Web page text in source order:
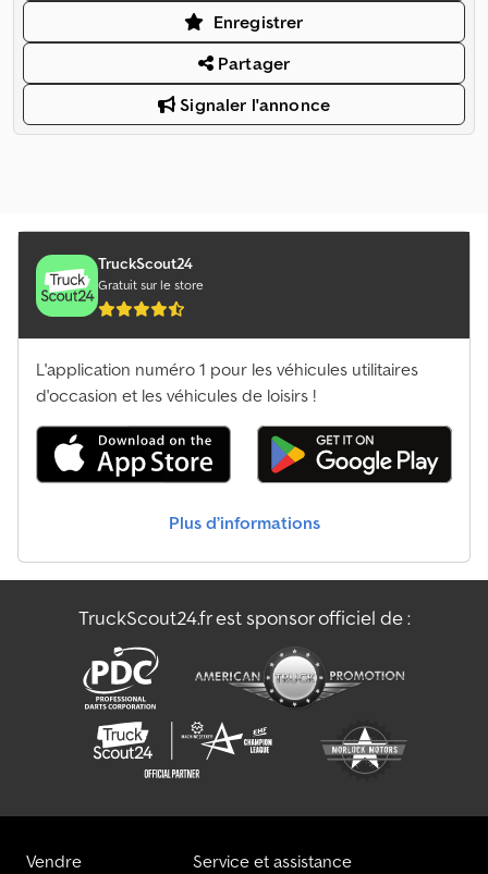
Enregistrer
Partager
Signaler l'annonce
TruckScout24
Gratuit sur le store
L'application numéro 1 pour les véhicules utilitaires
d'occasion et les véhicules de loisirs !
Plus d’informations
TruckScout24.fr est sponsor officiel de :
Vendre Service et assistance